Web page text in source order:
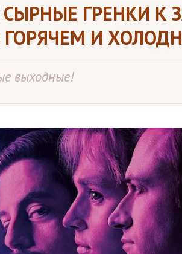
ГРЕНКИ К
ГОРЯЧЕМ И
выходные!